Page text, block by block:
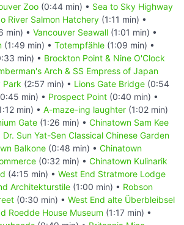
Zoo (0:44 min) • Sea to Sky Highway
River Salmon Hatchery (1:11 min) •
min) • Vancouver Seawall (1:01 min) •
(1:49 min) • Totempfähle (1:09 min) •
min) • Brockton Point & Nine O'Clock
Arch & SS Empress of Japan
Park (2:57 min) • Lions Gate Bridge (0:54
min) • Prospect Point (0:40 min) •
min) • A-maze-ing laughter (1:02 min)
Gate (1:26 min) • Chinatown Sam Kee
Dr. Sun Yat-Sen Classical Chinese Garden
Balkone (0:48 min) • Chinatown
(0:32 min) • Chinatown Kulinarik
(4:15 min) • West End Stratmore Lodge
Architekturstile (1:00 min) • Robson
(0:30 min) • West End alte Überbleibsel
Roedde House Museum (1:17 min) •